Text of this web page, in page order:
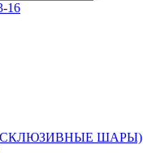
16
ШАРЫ)